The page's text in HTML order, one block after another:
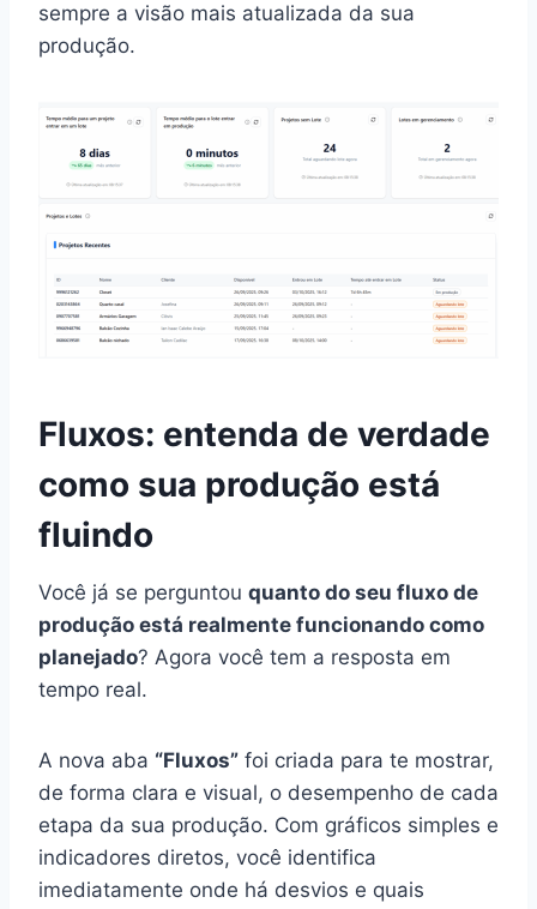
sempre a visão mais atualizada da sua
produção.
Fluxos: entenda de verdade
como sua produção está
fluindo
Você já se perguntou quanto do seu fluxo de
produção está realmente funcionando como
planejado? Agora você tem a resposta em
tempo real.
A nova aba “Fluxos” foi criada para te mostrar,
de forma clara e visual, o desempenho de cada
etapa da sua produção. Com gráficos simples e
indicadores diretos, você identifica
imediatamente onde há desvios e quais